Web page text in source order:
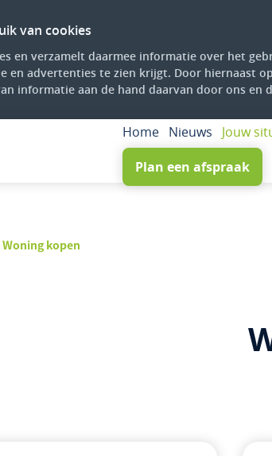
van cookies
en verzamelt daarmee informatie over het
en advertenties te zien krijgt. Door hiernaast
informatie aan de hand daarvan door ons en
Home Nieuws Jouw
Plan een afspraak
Woning kopen